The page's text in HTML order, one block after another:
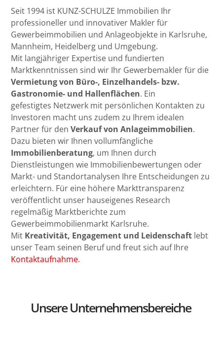
Seit 1994 ist KUNZ-SCHULZE Immobilien Ihr
professioneller und innovativer Makler für
Gewerbeimmobilien und Anlageobjekte in Karlsruhe,
Mannheim, Heidelberg und Umgebung.
Mit langjähriger Expertise und fundierten
Marktkenntnissen sind wir Ihr Gewerbemakler für die
Vermietung von Büro-, Einzelhandels- bzw.
Gastronomie- und Hallenflächen. Ein
gefestigtes Netzwerk mit persönlichen Kontakten zu
Investoren macht uns zudem zu Ihrem idealen
Partner für denVerkauf von Anlageimmobilien.
Dazu bieten wir Ihnen vollumfängliche
Immobilienberatung, um Ihnen durch
Dienstleistungen wie Immobilienbewertungen oder
Markt- und Standortanalysen Ihre Entscheidungen zu
erleichtern. Für eine höhere Markttransparenz
veröffentlicht unser hauseigenes Research
regelmäßig Marktberichte zum
Gewerbeimmobilienmarkt Karlsruhe.
Mit Kreativität, Engagement und Leidenschaft lebt
unser Team seinen Beruf und freut sich auf Ihre
Kontaktaufnahme.
Unsere Unternehmensbereiche